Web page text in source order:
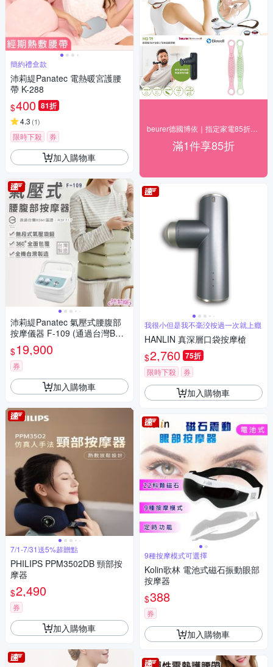
簡約禮盒款
沛莉緹Panatec 電熱暖宮護腰
帶 K-288
$400 81折
4.3 (1)
限時下殺 券
加入購物車
沛莉緹Panatec 氣壓式腰腹部
按摩儀器 F-109 (通過台灣BSM
I認證)
$19,900
券
加入購物車
7/1-7/31送5%超贈點
PHILIPS PPM3502DB 頸部按
摩器
$2,490
券
加入購物車
滿1件享85折
我很小但是我不毫洨按過一次就上癮
HANLIN 真深層口袋按摩槍
$2,760 75折
限時下殺 券
加入購物車
9種按摩模式可選擇
Kolin歌林 電池式磁石振動眼部
按摩器
$388
券
加入購物車